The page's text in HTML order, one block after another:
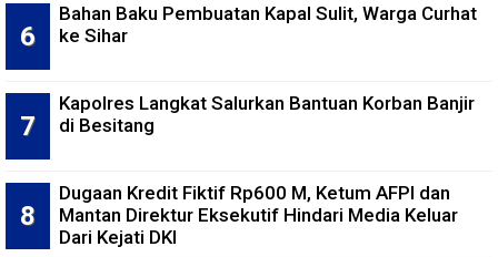
Bahan Baku Pembuatan Kapal Sulit, Warga Curhat
ke Sihar
Kapolres Langkat Salurkan Bantuan Korban Banjir
di Besitang
Dugaan Kredit Fiktif Rp600 M, Ketum AFPI dan
Mantan Direktur Eksekutif Hindari Media Keluar
Dari Kejati DKI